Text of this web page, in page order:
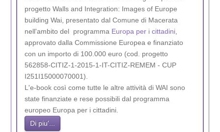
progetto Walls and Integration: Images of Europe
building Wai, presentato dal Comune di Macerata
nell'ambito del programma Europa per i cittadini,
approvato dalla Commissione Europea e finanziato
con un importo di 100.000 euro (cod. progetto
562858-CITIZ-1-2015-1-IT-CITIZ-REMEM - CUP
I251I15000070001).
L'e-book così come tutte le altre attività di WAI sono
state finanziate e rese possibili dal programma
europeo Europa per i cittadini.
Di piu'...